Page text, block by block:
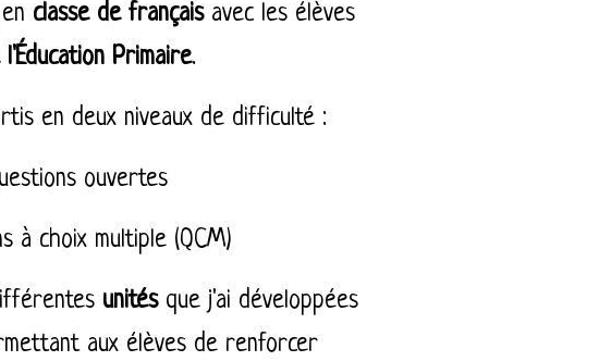
en classe de françaisavec les élèves
Primaire.
en deux niveaux de difficulté :
ouvertes
à choix multiple (QCM)
unitésque j'ai développées
aux élèves de renforcer